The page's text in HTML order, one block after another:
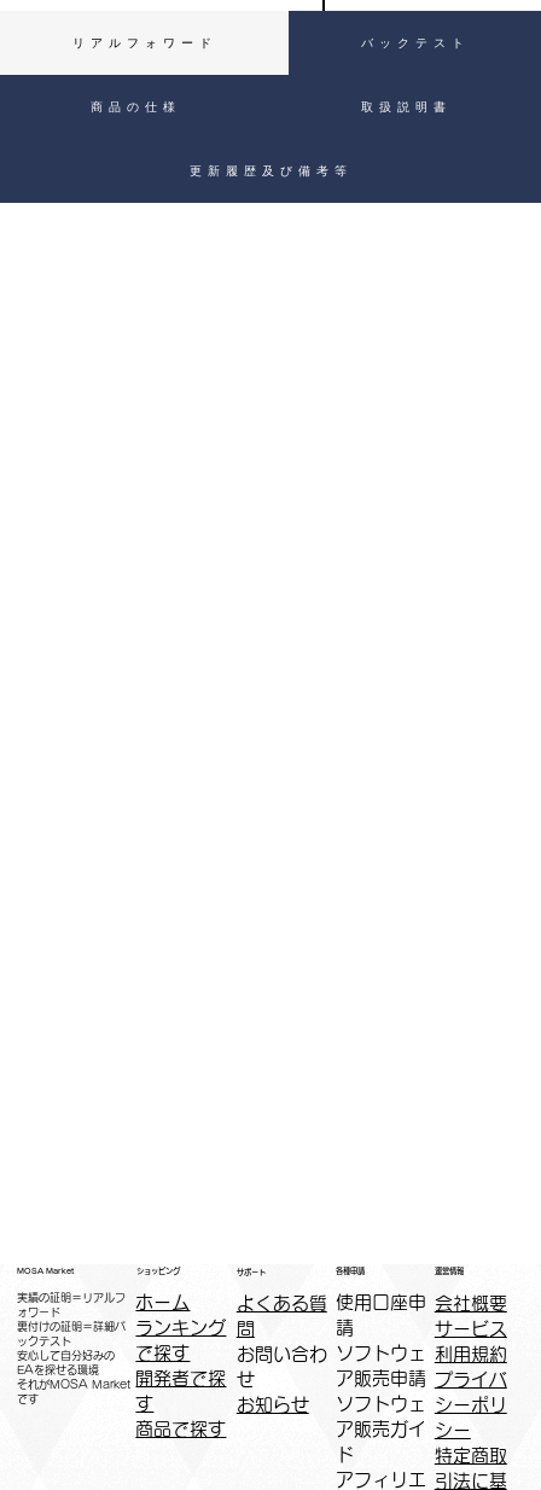
リアルフォワード バックテスト
商品の仕様 取扱説明書
更新履歴及び備考等
MOSA Market
実績の証明＝リアルフ
ォワード
裏付けの証明＝詳細バ
ックテスト
安心して自分好みの
EAを探せる環境
​それがMOSA Market
です
ショッピング
ホーム
ランキング
で探す
開発者で探
す
商品で探す
サポート
よくある質
問
お問い合わ
せ
お知らせ
各種申請
​使用口座申
請
ソフトウェ
ア販売申請
ソフトウェ
ア販売ガイ
ド
アフィリエ
運営情報
会社概要
サービス
利用規約
プライバ
シーポリ
シー
特定商取
引法に基